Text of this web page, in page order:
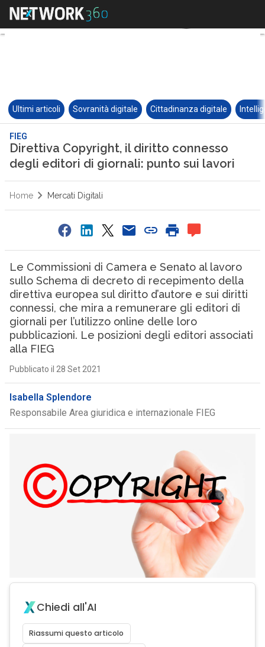
Ultimi articoli Sovranità digitale Cittadinanza digitale
FIEG
Direttiva Copyright, il diritto connesso
degli editori di giornali: punto sui lavori
Home Mercati Digitali
Le Commissioni di Camera e Senato al lavoro
sullo Schema di decreto di recepimento della
direttiva europea sul diritto d’autore e sui diritti
connessi, che mira a remunerare gli editori di
giornali per l’utilizzo online delle loro
pubblicazioni. Le posizioni degli editori associati
alla FIEG
Pubblicato il 28 Set 2021
Isabella Splendore
Responsabile Area giuridica e internazionale FIEG
Chiedi all'AI
Riassumi questo articolo